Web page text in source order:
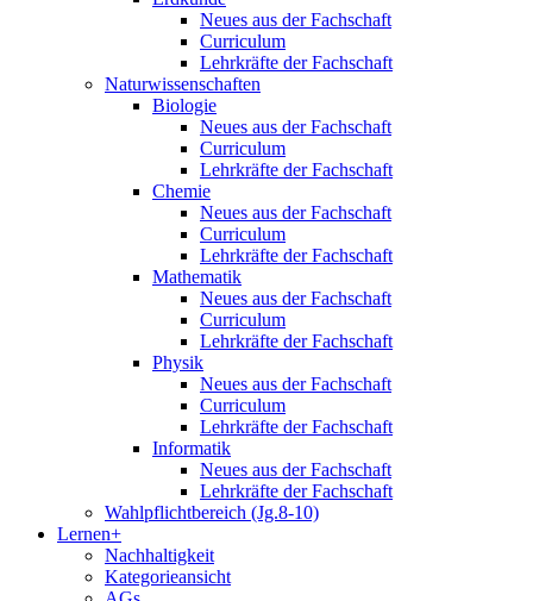
Neues aus der Fachschaft
Curriculum
Lehrkräfte der Fachschaft
Naturwissenschaften
Biologie
Neues aus der Fachschaft
Curriculum
Lehrkräfte der Fachschaft
Chemie
Neues aus der Fachschaft
Curriculum
Lehrkräfte der Fachschaft
Mathematik
Neues aus der Fachschaft
Curriculum
Lehrkräfte der Fachschaft
Physik
Neues aus der Fachschaft
Curriculum
Lehrkräfte der Fachschaft
Informatik
Neues aus der Fachschaft
Lehrkräfte der Fachschaft
Wahlpflichtbereich (Jg.8-10)
Lernen+
Nachhaltigkeit
Kategorieansicht